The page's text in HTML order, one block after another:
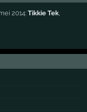
2014:Tikkie Tek